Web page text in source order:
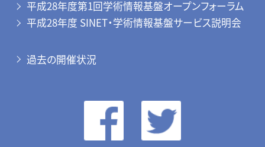
平成28年度第1回学術情報基盤オープンフォーラム
平成28年度 SINET・学術情報基盤サービス説明会
過去の開催状況